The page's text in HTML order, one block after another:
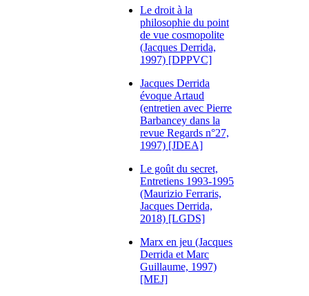
Le droit à la
philosophie du point
de vue cosmopolite
(Jacques Derrida,
1997) [DPPVC]
Jacques Derrida
évoque Artaud
(entretien avec Pierre
Barbancey dans la
revue Regards n°27,
1997) [JDEA]
Le goût du secret,
Entretiens 1993-1995
(Maurizio Ferraris,
Jacques Derrida,
2018) [LGDS]
Marx en jeu (Jacques
Derrida et Marc
Guillaume, 1997)
[MEJ]